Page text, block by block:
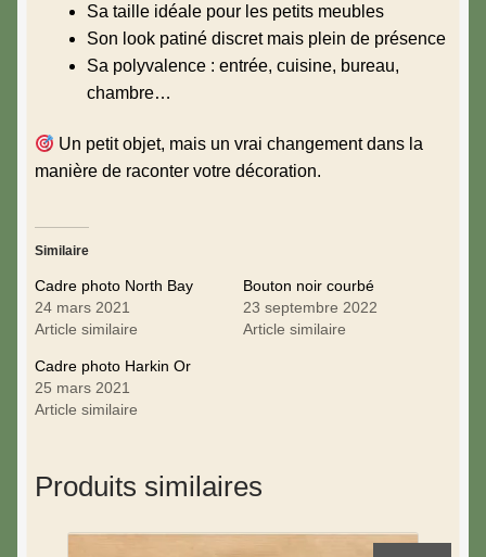
Sa taille idéale pour les petits meubles
Son look patiné discret mais plein de présence
Sa polyvalence : entrée, cuisine, bureau,
chambre…
Un petit objet, mais un vrai changement dans la
manière de raconter votre décoration.
Similaire
Cadre photo North Bay
24 mars 2021
Article similaire
Bouton noir courbé
23 septembre 2022
Article similaire
Cadre photo Harkin Or
25 mars 2021
Article similaire
Produits similaires